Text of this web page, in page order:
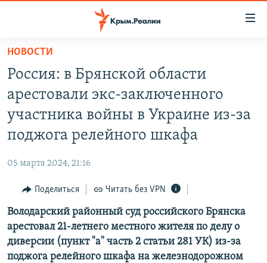
Вернуться
основному
содержанию
Вернутся
главной
Вернутся
поиску
КАРТА ВОЕННЫХ ОБЪЕКТОВ КРЫМА
ВОДА
ИНТЕРАКТИВ
ИНФОГРАФИКА
ТЕЛЕПРОЕКТ КРЫМ.РЕАЛИИ
СОВЕТЫ ПРАВОЗАЩИТНИКОВ
ПРОПАВШИЕ БЕЗ ВЕСТИ
РАДІО СВОБОДА
КАК ОБОЙТИ БЛОКИРОВКУ
Українською
Qırımtatar
НОВОСТИ
Россия: в Брянской области
арестовали экс-заключенного
участника войны в Украине из-за
поджога релейного шкафа
05 марта 2024, 21:16
Поделиться Читать без VPN
Володарский районный суд российского Брянска
арестовал 21-летнего местного жителя по делу о
диверсии (пункт "а" часть 2 статьи 281 УК) из-за
поджога релейного шкафа на железнодорожном